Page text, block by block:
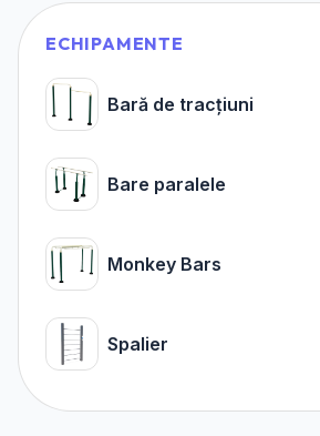
ECHIPAMENTE
Bară de tracțiuni
Bare paralele
Monkey Bars
Spalier